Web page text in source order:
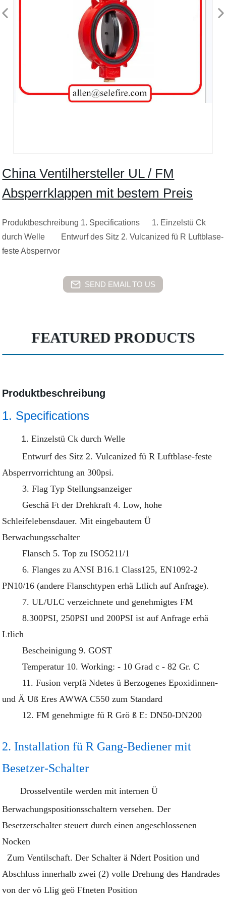
China Ventilhersteller UL / FM
Absperrklappen mit bestem Preis
Produktbeschreibung 1. Specifications 1. Einzelstü Ck
durch Welle Entwurf des Sitz 2. Vulcanized fü R Luftblase-
feste Absperrvor
SEND EMAIL TO US
FEATURED PRODUCTS
Produktbeschreibung
1. Specifications
1.Einzelstü Ck durch Welle
Entwurf des Sitz 2. Vulcanized fü R Luftblase-feste
Absperrvorrichtung an 300psi.
3. Flag Typ Stellungsanzeiger
Geschä Ft der Drehkraft 4. Low, hohe
Schleifelebensdauer. Mit eingebautem Ü
Berwachungsschalter
Flansch 5. Top zu ISO5211/1
6. Flanges zu ANSI B16.1 Class125, EN1092-2
PN10/16 (andere Flanschtypen erhä Ltlich auf Anfrage).
7. UL/ULC verzeichnete und genehmigtes FM
8.300PSI, 250PSI und 200PSI ist auf Anfrage erhä
Ltlich
Bescheinigung 9. GOST
Temperatur 10. Working: - 10 Grad c - 82 Gr. C
11. Fusion verpfä Ndetes ü Berzogenes Epoxidinnen-
und Ä Uß Eres AWWA C550 zum Standard
12. FM genehmigte fü R Grö ß E: DN50-DN200
2. Installation fü R Gang-Bediener mit
Besetzer-Schalter
Drosselventile werden mit internen Ü
Berwachungspositionsschaltern versehen. Der
Besetzerschalter steuert durch einen angeschlossenen
Nocken
Zum Ventilschaft. Der Schalter ä Ndert Position und
Abschluss innerhalb zwei (2) volle Drehung des Handrades
von der vö Llig geö Ffneten Position